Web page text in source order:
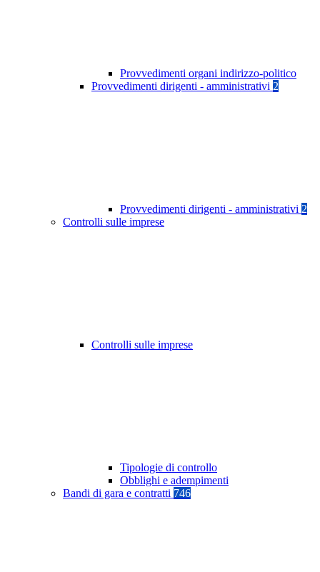
Provvedimenti organi indirizzo-politico
Provvedimenti dirigenti - amministrativi 2
Provvedimenti dirigenti - amministrativi 2
Controlli sulle imprese
Controlli sulle imprese
Tipologie di controllo
Obblighi e adempimenti
Bandi di gara e contratti 746